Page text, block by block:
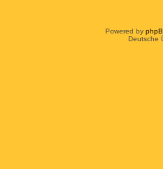
Powered by
Deutsche